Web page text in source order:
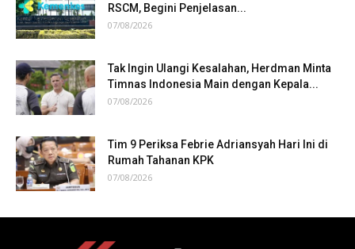
RSCM, Begini Penjelasan...
07/08/2026
Tak Ingin Ulangi Kesalahan, Herdman Minta
Timnas Indonesia Main dengan Kepala...
07/08/2026
Tim 9 Periksa Febrie Adriansyah Hari Ini di
Rumah Tahanan KPK
07/08/2026